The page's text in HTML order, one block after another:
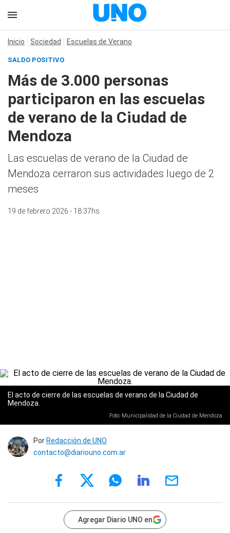
Inicio Sociedad Escuelas de Verano
SALDO POSITIVO
Más de 3.000 personas
participaron en las escuelas
de verano de la Ciudad de
Mendoza
Las escuelas de verano de la Ciudad de
Mendoza cerraron sus actividades luego de 2
meses
19 de febrero 2026 - 18:37hs
El acto de cierre de las escuelas de verano de la Ciudad de
Mendoza.
Foto: Municipalidad de la Ciudad de Mendoza
Por Redacción de UNO
contacto@diariouno.com.ar
Agregar Diario UNO en